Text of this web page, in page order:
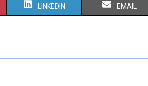
S
R
LINKEDIN S
R
EMAIL